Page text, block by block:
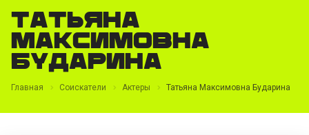
Татьяна
Максимовна
Бударина
Главная Соискатели Актеры Татьяна Максимовна Бударина